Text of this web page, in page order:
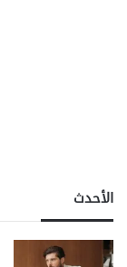
الأحدث